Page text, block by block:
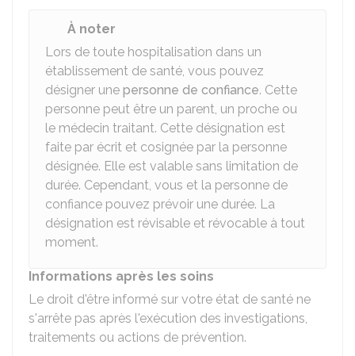
À noter
Lors de toute hospitalisation dans un
établissement de santé, vous pouvez
désigner une personne de confiance. Cette
personne peut être un parent, un proche ou
le médecin traitant. Cette désignation est
faite par écrit et cosignée par la personne
désignée. Elle est valable sans limitation de
durée. Cependant, vous et la personne de
confiance pouvez prévoir une durée. La
désignation est révisable et révocable à tout
moment.
Informations après les soins
Le droit d'être informé sur votre état de santé ne
s'arrête pas après l'exécution des investigations,
traitements ou actions de prévention.